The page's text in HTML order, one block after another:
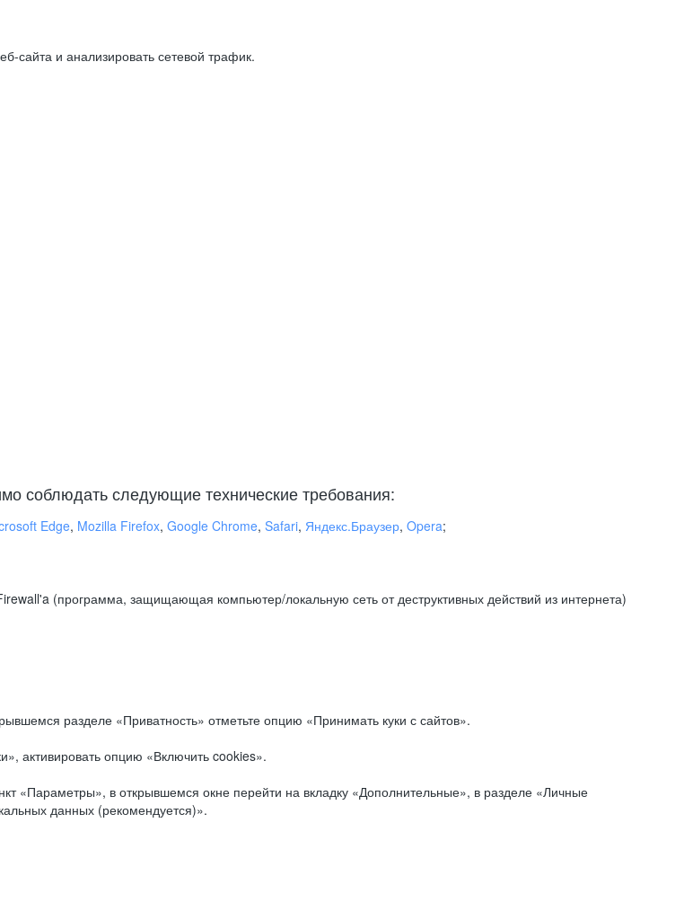
сайта и анализировать сетевой трафик.
соблюдать следующие технические требования:
Edge, Mozilla Firefox, Google Chrome, Safari, Яндекс.Браузер, Opera;
(программа, защищающая компьютер/локальную сеть от деструктивных действий из интернета)
разделе «Приватность» отметьте опцию «Принимать куки с сайтов».
активировать опцию «Включить cookies».
«Параметры», в открывшемся окне перейти на вкладку «Дополнительные», в разделе «Личные
данных (рекомендуется)».